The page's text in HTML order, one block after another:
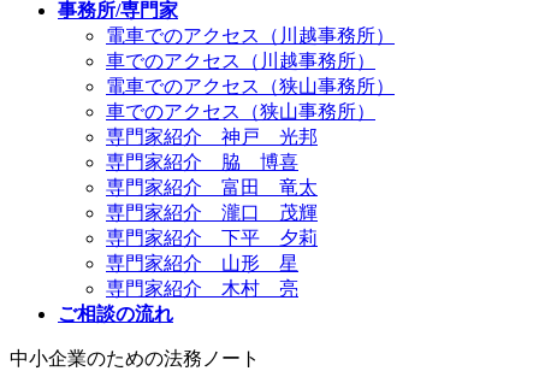
事務所/専門家
電車でのアクセス（川越事務所）
車でのアクセス（川越事務所）
電車でのアクセス（狭山事務所）
車でのアクセス（狭山事務所）
専門家紹介 神戸 光邦
専門家紹介 脇 博喜
専門家紹介 富田 竜太
専門家紹介 瀧口 茂輝
専門家紹介 下平 夕莉
専門家紹介 山形 星
専門家紹介 木村 亮
ご相談の流れ
中小企業のための法務ノート